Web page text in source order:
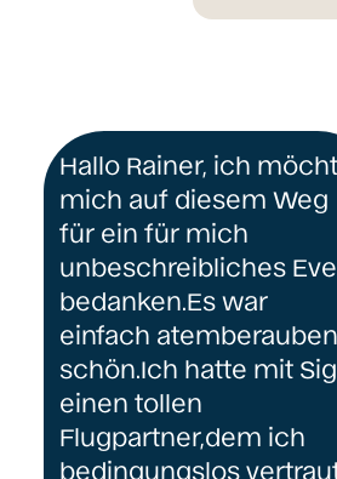
Hallo Rainer, ich
mich auf diesem Weg
für ein für mich
unbeschreibliches
bedanken.Es war
einfach
schön.Ich hatte mit
einen tollen
Flugpartner,dem ich
bedingungslos